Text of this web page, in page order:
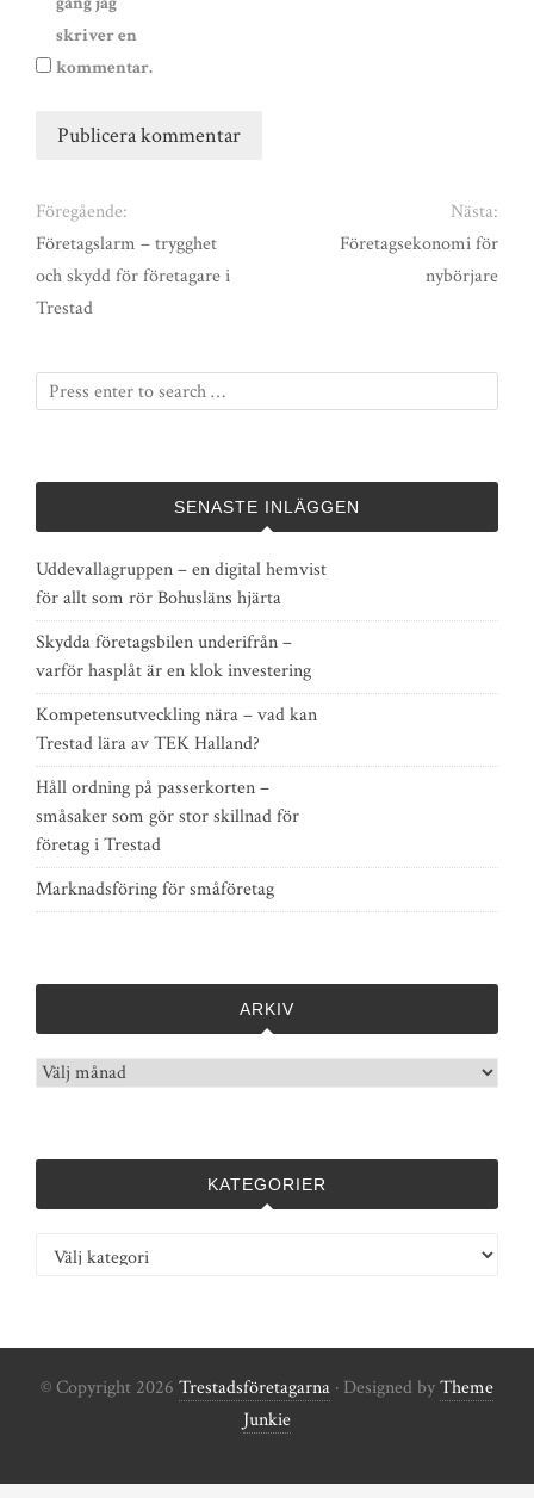
skriver en
kommentar.
Föregående:
Företagslarm – trygghet
och skydd för företagare i
Trestad
Nästa:
Företagsekonomi för
nybörjare
SENASTE INLÄGGEN
Uddevallagruppen – en digital hemvist
för allt som rör Bohusläns hjärta
Skydda företagsbilen underifrån –
varför hasplåt är en klok investering
Kompetensutveckling nära – vad kan
Trestad lära av TEK Halland?
Håll ordning på passerkorten –
småsaker som gör stor skillnad för
företag i Trestad
Marknadsföring för småföretag
ARKIV
Arkiv
KATEGORIER
Kategorier
© Copyright 2026 Trestadsföretagarna · Designed byTheme
Junkie